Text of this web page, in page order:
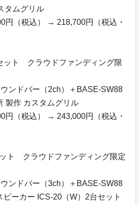
タムグリル
円（税込） → 218,700円（税込・
ット クラウドファンディング限
ンドバー（2ch）＋BASE-SW88
製作 カスタムグリル
円（税込） → 243,000円（税込・
ト クラウドファンディング限定
ンドバー（3ch）＋BASE-SW88
ーカー ICS-20（W）2台セット